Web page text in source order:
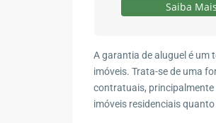
Saiba Mais
A garantia de aluguel é um
imóveis. Trata-se de uma
contratuais, principalmente
imóveis residenciais